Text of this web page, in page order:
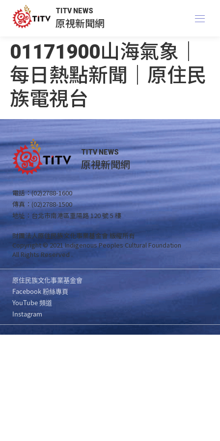
TITV NEWS
原視新聞網
01171900山海氣象｜
每日熱點新聞｜原住民
族電視台
TITV NEWS
原視新聞網
電話：(02)2788-1600
傳真：(02)2788-1500
地址：台北市南港區重陽路 120 號 5 樓
財團法人原住民族文化事業基金會 版權所有
Copyright © 2021 Indigenous Peoples Cultural Foundation
All Rights Reserved .
原住民族文化事業基金會
Facebook 粉絲專頁
YouTube 頻道
Instagram